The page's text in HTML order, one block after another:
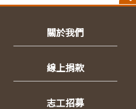
關於我們
線上捐款
志工招募